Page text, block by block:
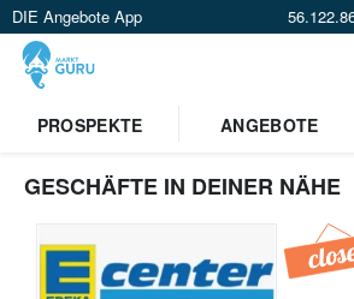
DIE Angebote App
PROSPEKTE
ANGEBOTE
GESCHÄFTE IN DEINER NÄHE